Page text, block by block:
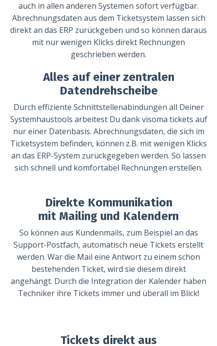
auch in allen anderen Systemen sofort verfügbar.
Abrechnungsdaten aus dem Ticketsystem lassen sich
direkt an das ERP zurückgeben und so können daraus
mit nur wenigen Klicks direkt Rechnungen
geschrieben werden.
Alles auf einer zentralen
Datendrehscheibe
Durch effiziente Schnittstellenabindungen all Deiner
Systemhaustools arbeitest Du dank visoma tickets auf
nur einer Datenbasis. Abrechnungsdaten, die sich im
Ticketsystem befinden, können z.B. mit wenigen Klicks
an das ERP-System zurückgegeben werden. So lassen
sich schnell und komfortabel Rechnungen erstellen.
Direkte Kommunikation
mit Mailing und Kalendern
So können aus Kundenmails, zum Beispiel an das
Support-Postfach, automatisch neue Tickets erstellt
werden. War die Mail eine Antwort zu einem schon
bestehenden Ticket, wird sie diesem direkt
angehängt. Durch die Integration der Kalender haben
Techniker ihre Tickets immer und überall im Blick!
Tickets direkt aus